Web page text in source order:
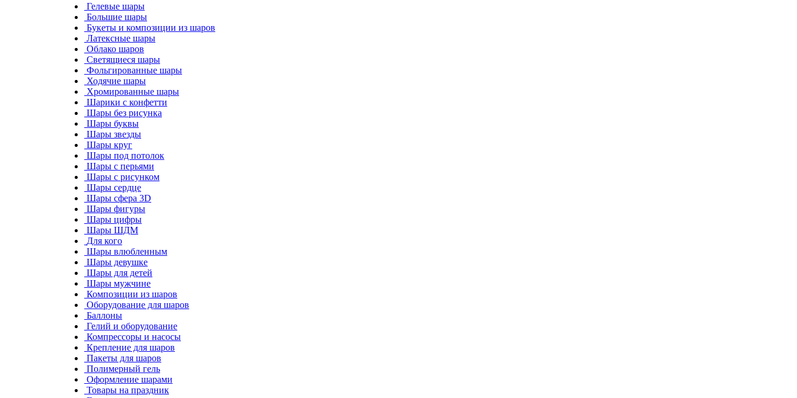
Гелевые шары
Большие шары
Букеты и композиции из шаров
Латексные шары
Облако шаров
Светящиеся шары
Фольгированные шары
Ходячие шары
Хромированные шары
Шарики с конфетти
Шары без рисунка
Шары буквы
Шары звезды
Шары круг
Шары под потолок
Шары с перьями
Шары с рисунком
Шары сердце
Шары сфера 3D
Шары фигуры
Шары цифры
Шары ШДМ
Для кого
Шары влюбленным
Шары девушке
Шары для детей
Шары мужчине
Композиции из шаров
Оборудование для шаров
Баллоны
Гелий и оборудование
Компрессоры и насосы
Крепление для шаров
Пакеты для шаров
Полимерный гель
Оформление шарами
Товары на праздник